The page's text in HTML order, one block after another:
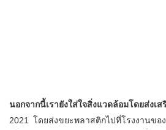
นอกจากนี้เรายังใส่ใจสิ่งแวดล้อมโดยส่งเส
2021 โดยส่งขยะพลาสติกไปที่โรงงานข